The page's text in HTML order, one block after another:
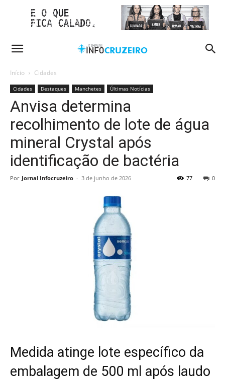
Início Cidades
Cidades Destaques Manchetes Últimas Notícias
Anvisa determina
recolhimento de lote de água
mineral Crystal após
identificação de bactéria
Por Jornal Infocruzeiro - 3 de junho de 2026 0
77
Medida atinge lote específico da
embalagem de 500 ml após laudo